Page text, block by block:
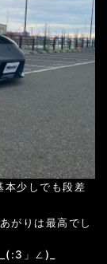
本少しでも段差
がりは最高でし
」∠)_